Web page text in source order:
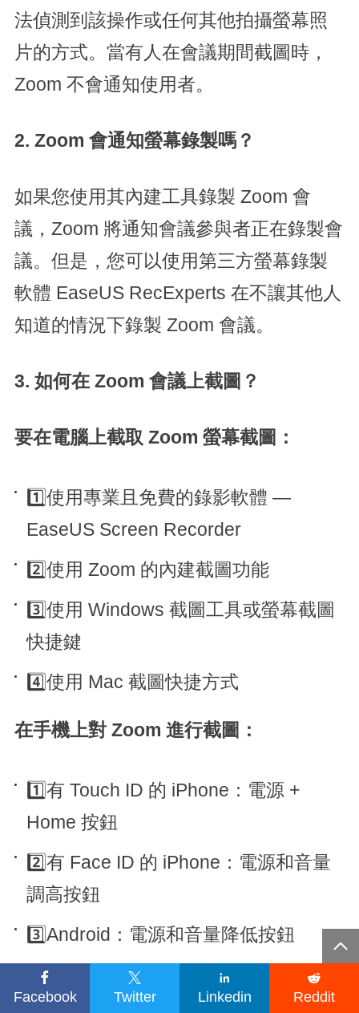

Facebook

Twitter

Linkedin

Reddit
法偵測到該操作或任何其他拍攝螢幕照
片的方式。當有人在會議期間截圖時，
Zoom 不會通知使用者。
2. Zoom 會通知螢幕錄製嗎？
如果您使用其內建工具錄製 Zoom 會
議，Zoom 將通知會議參與者正在錄製會
議。但是，您可以使用第三方螢幕錄製
軟體 EaseUS RecExperts 在不讓其他人
知道的情況下錄製 Zoom 會議。
3. 如何在 Zoom 會議上截圖？
要在電腦上截取 Zoom 螢幕截圖：
1️⃣使用專業且免費的錄影軟體 —
EaseUS Screen Recorder
2️⃣使用 Zoom 的內建截圖功能
3️⃣使用 Windows 截圖工具或螢幕截圖
快捷鍵
4️⃣使用 Mac 截圖快捷方式
在手機上對 Zoom 進行截圖：
1️⃣有 Touch ID 的 iPhone：電源 +
Home 按鈕
2️⃣有 Face ID 的 iPhone：電源和音量
調高按鈕
3️⃣Android：電源和音量降低按鈕
4. 可以在對方不知情的情況下在 Zoom
